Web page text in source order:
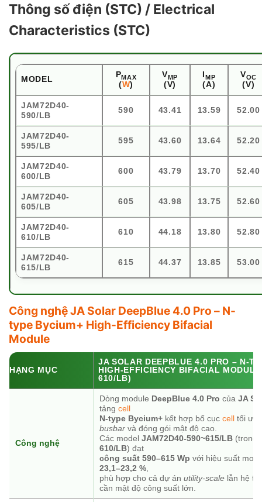
Thông số điện (STC) / Electrical
Characteristics (STC)
MODEL
PMAX
(W)
VMP
(V)
IMP
(A)
VOC
(V)
JAM72D40-
590/LB
590 43.41 13.59 52.00
JAM72D40-
595/LB
595 43.60 13.64 52.20
JAM72D40-
600/LB
600 43.79 13.70 52.40
JAM72D40-
605/LB
605 43.98 13.75 52.60
JAM72D40-
610/LB
610 44.18 13.80 52.80
JAM72D40-
615/LB
615 44.37 13.85 53.00
Công nghệ JA Solar DeepBlue 4.0 Pro – N-
type Bycium+ High-Efficiency Bifacial
Module
HẠNG MỤC
JA SOLAR DEEPBLUE 4.0 PRO – N-
HIGH-EFFICIENCY BIFACIAL
610/LB)
Công nghệ
Dòng module DeepBlue 4.0 Pro của JA
tảng cell
N-type Bycium+ kết hợp bố cục cell
tối
busbar và đóng gói mật độ cao.
Các model JAM72D40-590~615/LB (trong
610/LB) đạt
công suất 590–615 Wp với hiệu suất
23,1–23,2 %,
phù hợp cho cả dự án utility-scale lẫn hệ
cần mật độ công suất lớn.